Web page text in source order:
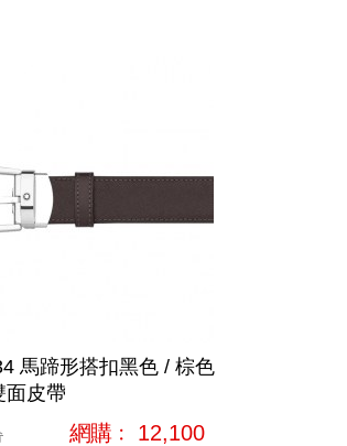
馬蹄形搭扣黑色 / 棕色
面皮帶
網購﹕ 12,100